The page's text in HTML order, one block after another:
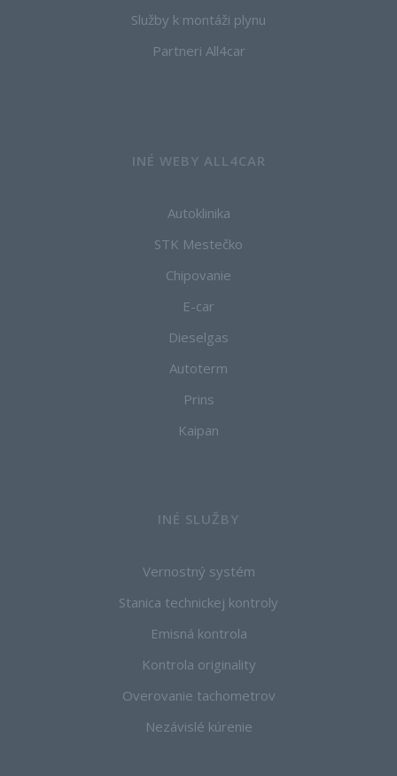
Služby k montáži plynu
Partneri All4car
INÉ WEBY ALL4CAR
Autoklinika
STK Mestečko
Chipovanie
E-car
Dieselgas
Autoterm
Prins
Kaipan
INÉ SLUŽBY
Vernostný systém
Stanica technickej kontroly
Emisná kontrola
Kontrola originality
Overovanie tachometrov
Nezávislé kúrenie